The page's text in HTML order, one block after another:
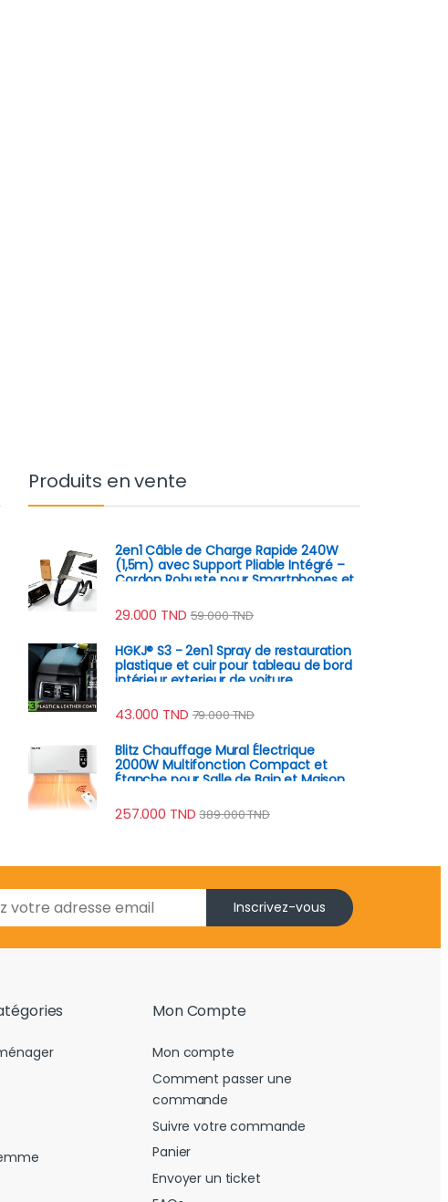
Produits en vente
2en1 Câble de Charge Rapide 240W
(1,5m) avec Support Pliable Intégré –
Cordon Robuste pour Smartphones et
29.000 TND 59.000TND
HGKJ® S3 - 2en1 Spray de restauration
plastique et cuir pour tableau de bord
intérieur exterieur de voiture
43.000 TND 79.000TND
Blitz Chauffage Mural Électrique
2000W Multifonction Compact et
Étanche pour Salle de Bain et Maison
257.000 TND 389.000TND
Inscrivez-vous
Mon Compte
Mon compte
Comment passer une
commande
Suivre votre commande
Panier
Envoyer un ticket